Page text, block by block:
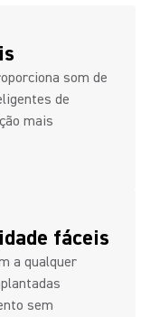
som de
de
mais
fáceis
a qualquer
sem